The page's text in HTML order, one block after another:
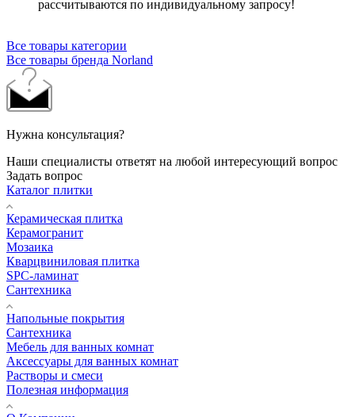
рассчитываются по индивидуальному запросу!
Все товары категории
Все товары бренда Norland
Нужна консультация?
Наши специалисты ответят на любой интересующий вопрос
Задать вопрос
Каталог плитки
Керамическая плитка
Керамогранит
Мозаика
Кварцвиниловая плитка
SPC-ламинат
Сантехника
Напольные покрытия
Сантехника
Мебель для ванных комнат
Аксессуары для ванных комнат
Растворы и смеси
Полезная информация